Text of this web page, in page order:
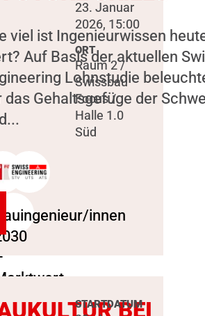
viel ist Ingenieurwissen
Auf Basis der aktuellen
Lohnstudie
das Gehaltsgefüge der
23. Januar
2026, 15:00
ORT
Raum 2 /
Swissbau
Focus /
Halle 1.0
Süd
BEI
STARTDATUM